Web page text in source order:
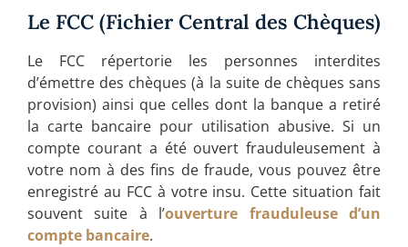
Le FCC (Fichier Central des Chèques)
Le FCC répertorie les personnes interdites
d’émettre des chèques (à la suite de chèques sans
provision) ainsi que celles dont la banque a retiré
la carte bancaire pour utilisation abusive. Si un
compte courant a été ouvert frauduleusement à
votre nom à des fins de fraude, vous pouvez être
enregistré au FCC à votre insu. Cette situation fait
souvent suite à l’ouverture frauduleuse d’un
compte bancaire.